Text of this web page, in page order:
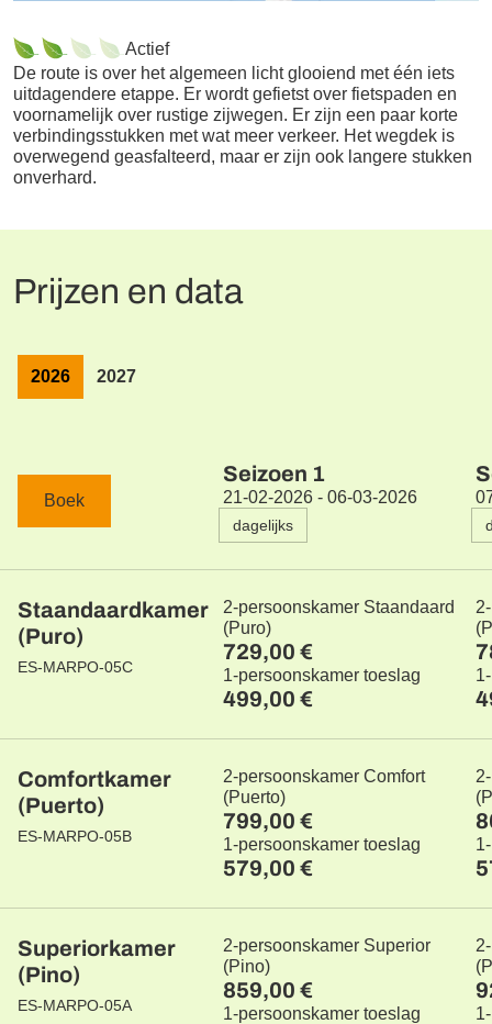
Actief
De route is over het algemeen licht glooiend met één iets
uitdagendere etappe. Er wordt gefietst over fietspaden en
voornamelijk over rustige zijwegen. Er zijn een paar korte
verbindingsstukken met wat meer verkeer. Het wegdek is
overwegend geasfalteerd, maar er zijn ook langere stukken
onverhard.
Prijzen en data
2026 2027
Boek
Staandaardkamer
(Puro)
ES-MARPO-05C
Comfortkamer
(Puerto)
ES-MARPO-05B
Superiorkamer
(Pino)
ES-MARPO-05A
Seizoen 1
21-02-2026 - 06-03-2026
dagelijks
2-persoonskamer Staandaard
(Puro)
729,00 €
1-persoonskamer toeslag
499,00 €
2-persoonskamer Comfort
(Puerto)
799,00 €
1-persoonskamer toeslag
579,00 €
2-persoonskamer Superior
(Pino)
859,00 €
1-persoonskamer toeslag